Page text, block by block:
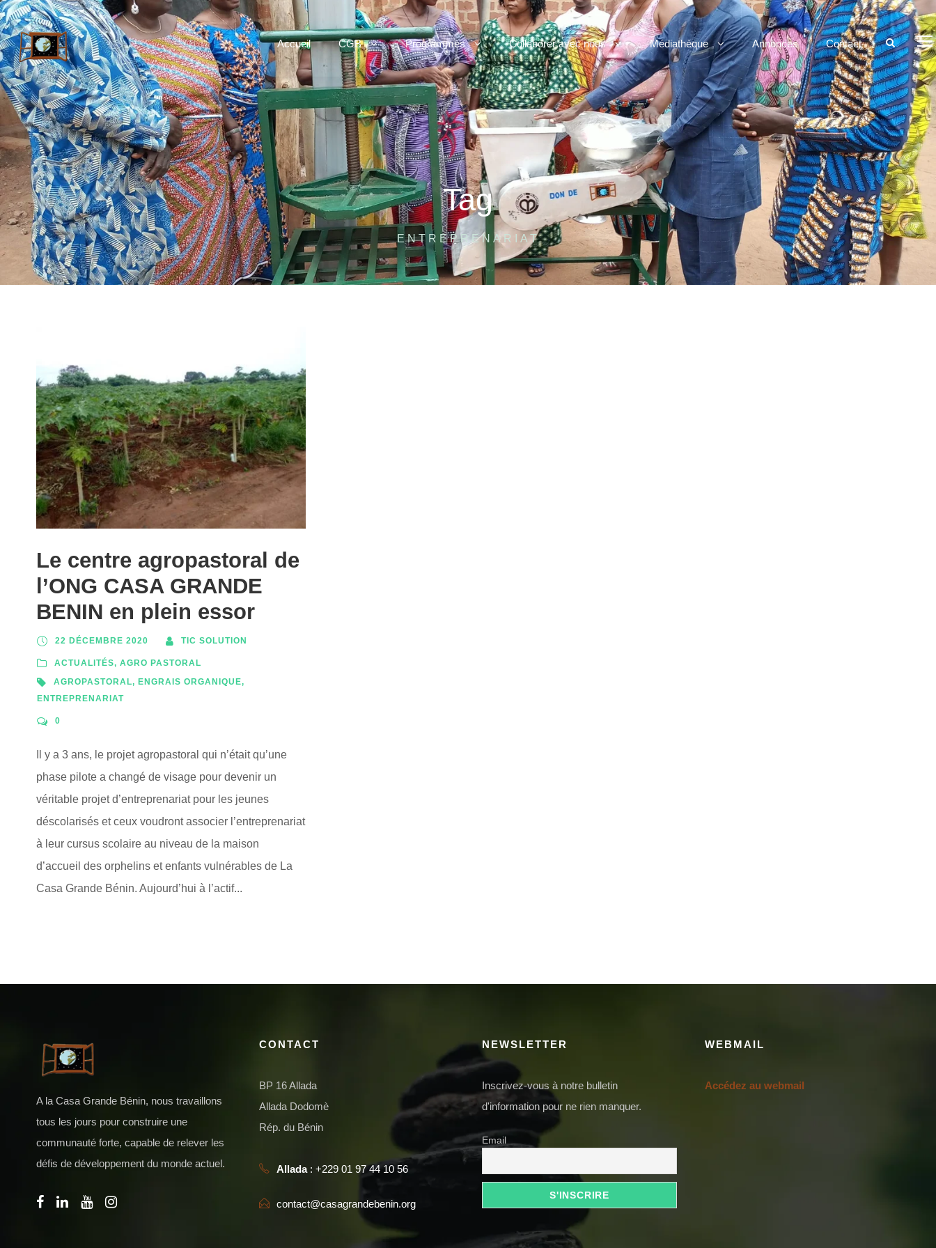
Accueil CGB Programmes Collaborer avec nous Médiathèque Annonces Contact
Tag
ENTREPRENARIAT
Le centre agropastoral de
l’ONG CASA GRANDE
BENIN en plein essor
22 DÉCEMBRE 2020 TIC SOLUTION
ACTUALITÉS, AGRO PASTORAL
AGROPASTORAL, ENGRAIS ORGANIQUE,
ENTREPRENARIAT
0
Il y a 3 ans, le projet agropastoral qui n’était qu’une
phase pilote a changé de visage pour devenir un
véritable projet d’entreprenariat pour les jeunes
déscolarisés et ceux voudront associer l’entreprenariat
à leur cursus scolaire au niveau de la maison
d’accueil des orphelins et enfants vulnérables de La
Casa Grande Bénin. Aujourd’hui à l’actif...
A la Casa Grande Bénin, nous travaillons
tous les jours pour construire une
communauté forte, capable de relever les
défis de développement du monde actuel.
CONTACT
BP 16 Allada
Allada Dodomè
Rép. du Bénin
Allada: +229 01 97 44 10 56
contact@casagrandebenin.org
NEWSLETTER
Inscrivez-vous à notre bulletin
d'information pour ne rien manquer.
Email
WEBMAIL
Accédez au webmail